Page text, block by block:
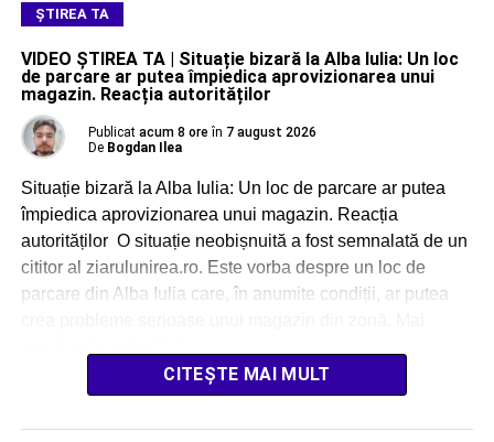
ŞTIREA TA
VIDEO ȘTIREA TA | Situație bizară la Alba Iulia: Un loc
de parcare ar putea împiedica aprovizionarea unui
magazin. Reacția autorităților
Publicat acum 8 ore în 7 august 2026
De Bogdan Ilea
Situație bizară la Alba Iulia: Un loc de parcare ar putea
împiedica aprovizionarea unui magazin. Reacția
autorităților O situație neobișnuită a fost semnalată de un
cititor al ziarulunirea.ro. Este vorba despre un loc de
parcare din Alba Iulia care, în anumite condiții, ar putea
CITEȘTE MAI MULT